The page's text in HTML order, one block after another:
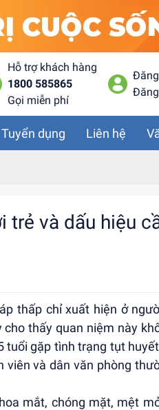
Hỗ trợ khách hàng
1800 585865
Gọi miễn phí
Tuyển dụng Liên hệ
trẻ và dấu hiệu
thấp chỉ xuất hiện ở
thấy quan niệm này
gặp tình trạng tụt
và dân văn phòng
mắt, chóng mặt, mệt